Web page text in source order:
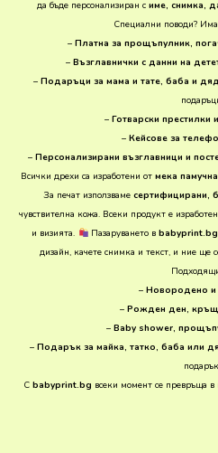
да бъде персонализиран с име, снимка,
Специални поводи?
– Платна за прощъпулник,
– Възглавнички с данни на
–Подаръци за мама и тате, баба и
– Готварски престилки
– Кейсове за
– Персонализирани възглавници и
Всички дрехи са изработени от мека
За печат използваме сертифицирани,
чувствителна кожа. Всеки продукт е
и визията.
Пазаруването вbabyprint.bg
дизайн, качете снимка и текст, и ние ще
– Новородено и
– Рожден ден,
– Baby shower,
–Подарък за майка, татко, баба или
С babyprint.bg всеки момент се превръща